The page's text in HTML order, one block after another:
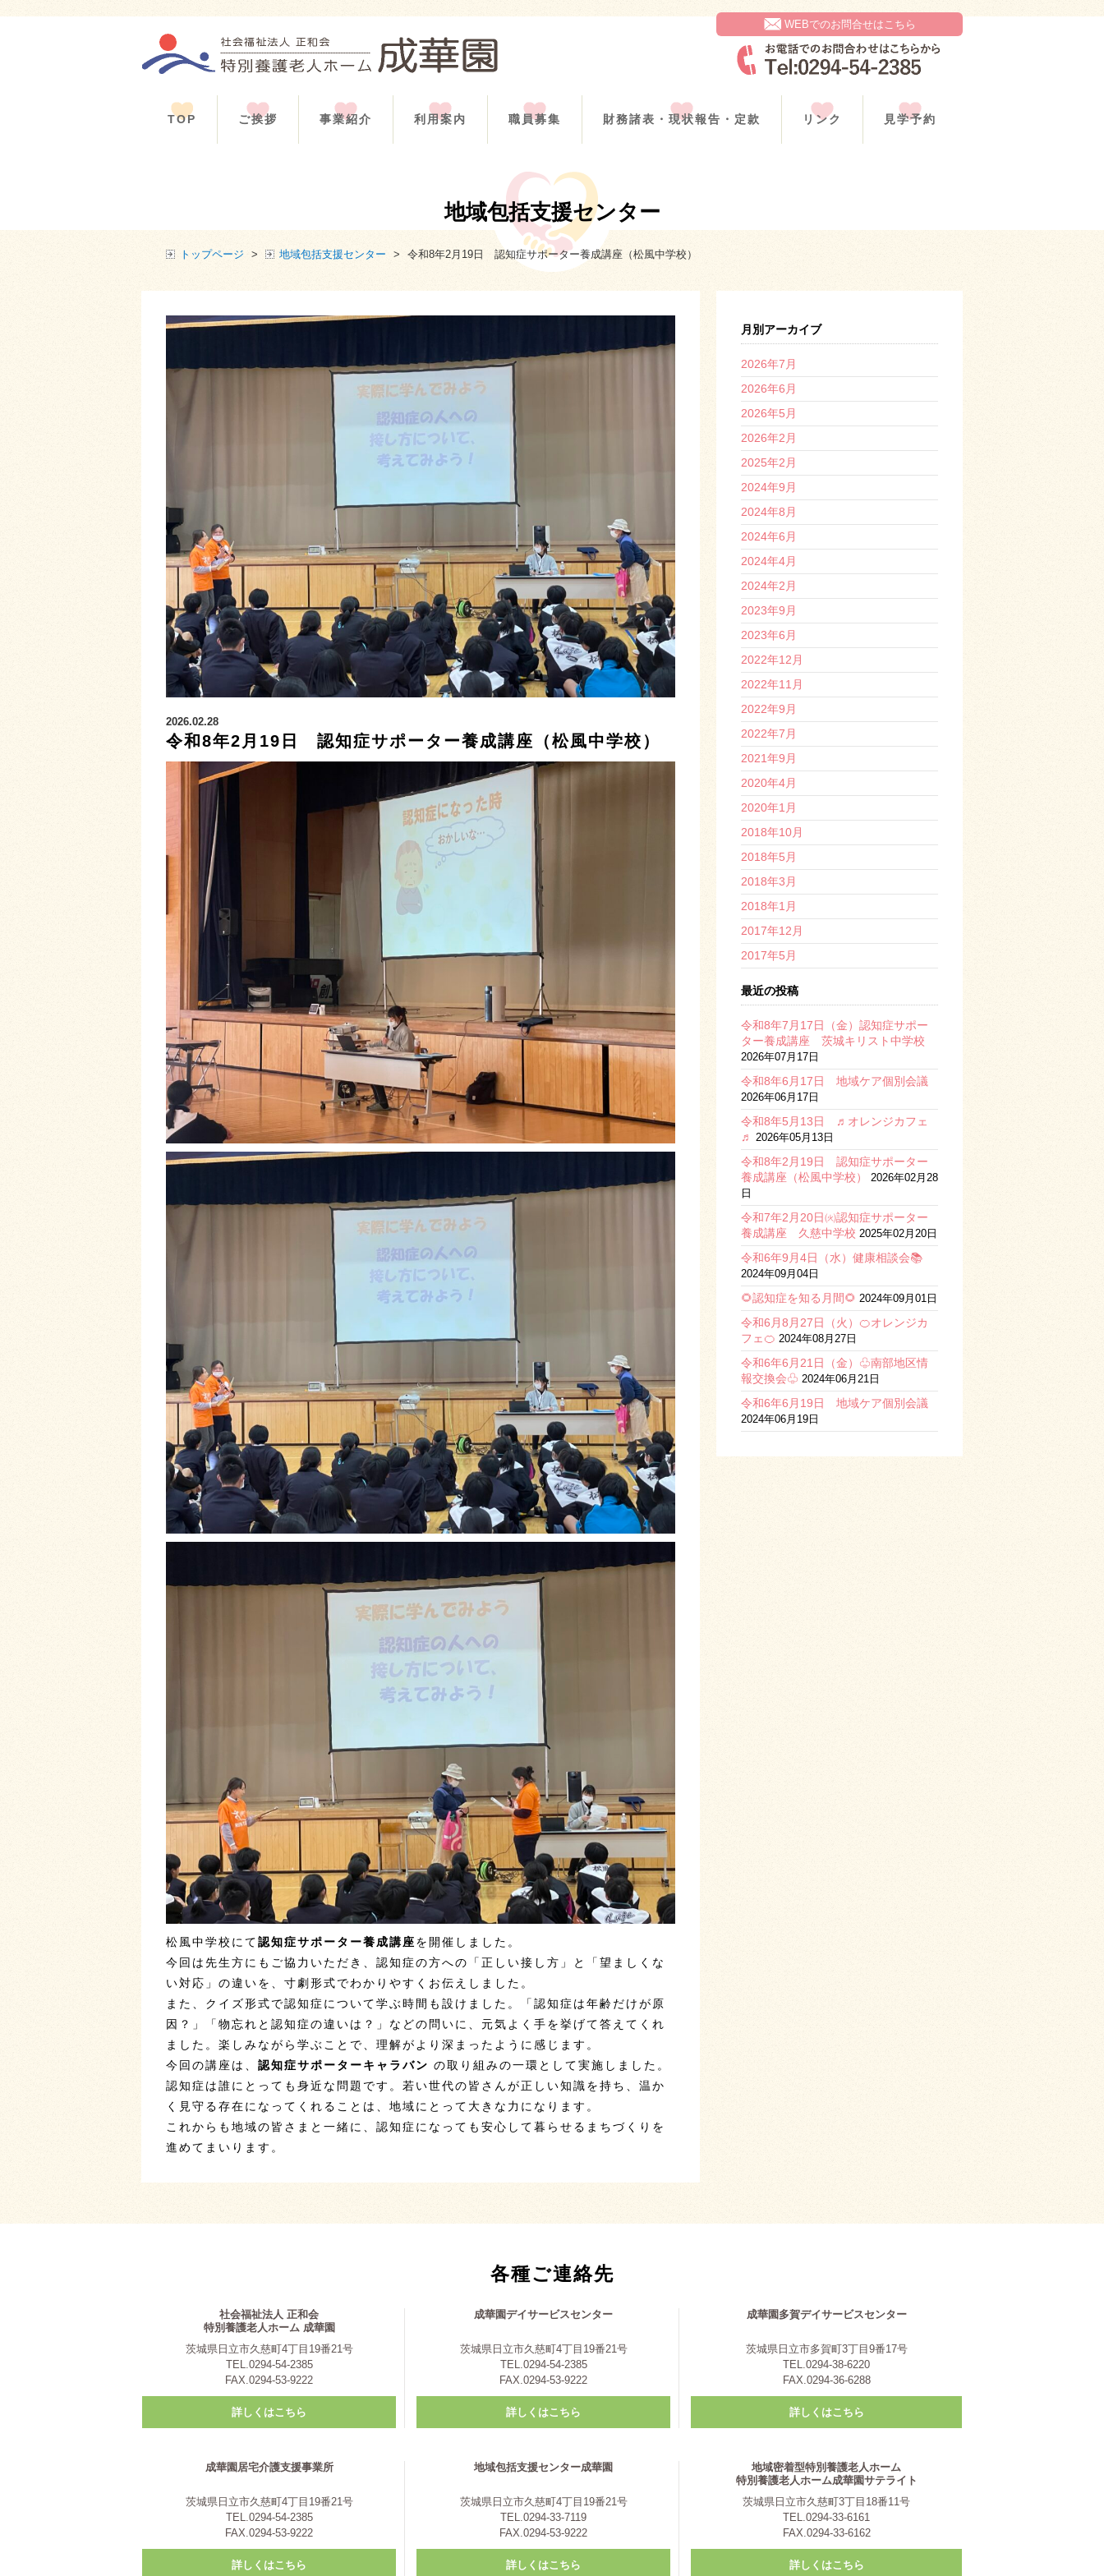
WEBでのお問合せはこちら
TOP ご挨拶 事業紹介 利用案内 職員募集 財務諸表・現状報告・定款 リンク 見学予約
地域包括支援センター
トップページ > 地域包括支援センター > 令和8年2月19日 認知症サポーター養成講座（松風中学校）
2026.02.28
令和8年2月19日 認知症サポーター養成講座（松風中学校）
松風中学校にて認知症サポーター養成講座を開催しました。
今回は先生方にもご協力いただき、認知症の方への「正しい接し方」と「望ましくな
い対応」の違いを、寸劇形式でわかりやすくお伝えしました。
また、クイズ形式で認知症について学ぶ時間も設けました。「認知症は年齢だけが原
因？」「物忘れと認知症の違いは？」などの問いに、元気よく手を挙げて答えてくれ
ました。楽しみながら学ぶことで、理解がより深まったように感じます。
今回の講座は、 認知症サポーターキャラバン の取り組みの一環として実施しました。
認知症は誰にとっても身近な問題です。若い世代の皆さんが正しい知識を持ち、温か
く見守る存在になってくれることは、地域にとって大きな力になります。
これからも地域の皆さまと一緒に、認知症になっても安心して暮らせるまちづくりを
進めてまいります。
月別アーカイブ
2026年7月
2026年6月
2026年5月
2026年2月
2025年2月
2024年9月
2024年8月
2024年6月
2024年4月
2024年2月
2023年9月
2023年6月
2022年12月
2022年11月
2022年9月
2022年7月
2021年9月
2020年4月
2020年1月
2018年10月
2018年5月
2018年3月
2018年1月
2017年12月
2017年5月
最近の投稿
令和8年7月17日（金）認知症サポー
ター養成講座 茨城キリスト中学校
2026年07月17日
令和8年6月17日 地域ケア個別会議
2026年06月17日
令和8年5月13日 ♬オレンジカフェ
♬ 2026年05月13日
令和8年2月19日 認知症サポーター
養成講座（松風中学校）
2026年02月28
日
令和7年2月20日㈫認知症サポーター
養成講座 久慈中学校 2025年02月20日
令和6年9月4日（水）健康相談会📚
2024年09月04日
🌻認知症を知る月間🌻 2024年09月01日
令和6月8月27日（火）🍊オレンジカ
フェ🍊 2024年08月27日
令和6年6月21日（金）♧南部地区情
報交換会♧ 2024年06月21日
令和6年6月19日 地域ケア個別会議
2024年06月19日
各種ご連絡先
社会福祉法人 正和会
特別養護老人ホーム 成華園
茨城県日立市久慈町4丁目19番21号
TEL.0294-54-2385
FAX.0294-53-9222
詳しくはこちら
成華園デイサービスセンター
茨城県日立市久慈町4丁目19番21号
TEL.0294-54-2385
FAX.0294-53-9222
詳しくはこちら
成華園多賀デイサービスセンター
茨城県日立市多賀町3丁目9番17号
TEL.0294-38-6220
FAX.0294-36-6288
詳しくはこちら
成華園居宅介護支援事業所
茨城県日立市久慈町4丁目19番21号
TEL.0294-54-2385
FAX.0294-53-9222
詳しくはこちら
地域包括支援センター成華園
茨城県日立市久慈町4丁目19番21号
TEL.0294-33-7119
FAX.0294-53-9222
詳しくはこちら
地域密着型特別養護老人ホーム
特別養護老人ホーム成華園サテライト
茨城県日立市久慈町3丁目18番11号
TEL.0294-33-6161
FAX.0294-33-6162
詳しくはこちら